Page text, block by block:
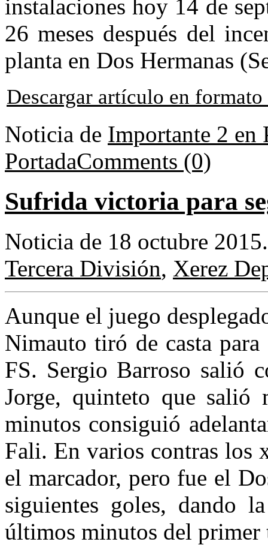
instalaciones hoy 14 de
26 meses después del
planta en Dos Hermanas
Descargar artículo en formato
Noticia de Importante 2 en
PortadaComments (0)
Sufrida victoria para
Noticia de 18 octubre
Tercera División, Xerez
Aunque el juego
Nimauto tiró de casta para
FS. Sergio Barroso salió
Jorge, quinteto que
minutos consiguió
Fali. En varios contras los
el marcador, pero fue el
siguientes goles, dando
últimos minutos del